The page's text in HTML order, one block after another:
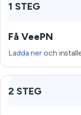
1 STEG
Få VeePN
Ladda ner och
2 STEG